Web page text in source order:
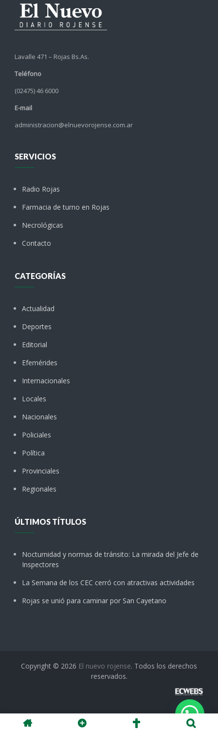
Lavalle 471 – Rojas Bs.As.
Teléfono
(02475) 46 6000
E-mail
administracion@elnuevorojense.com.ar
SERVICIOS
Radio Rojas
Farmacia de turno en Rojas
Necrológicas
Contacto
CATEGORÍAS
Actualidad
Deportes
Editorial
Efemérides
Internacionales
Locales
Nacionales
Policiales
Política
Provinciales
Regionales
ÚLTIMOS TÍTULOS
Nocturnidad y normas de tránsito: La mirada del Jefe de
Inspectores
La Semana de los CEC cerró con atractivas actividades
Rojas se unió para caminar por San Cayetano
Copyright © 2026 El nuevo rojense. Todos los derechos
reservados.